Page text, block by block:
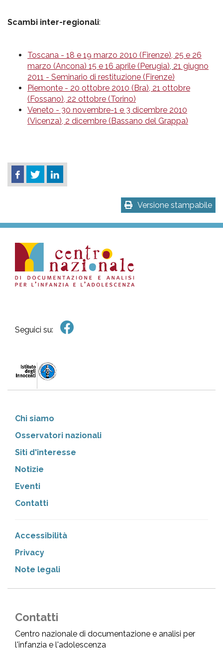
Scambi inter-regionali:
Toscana - 18 e 19 marzo 2010 (Firenze), 25 e 26
marzo (Ancona) 15 e 16 aprile (Perugia), 21 giugno
2011 - Seminario di restituzione (Firenze)
Piemonte - 20 ottobre 2010 (Bra), 21 ottobre
(Fossano), 22 ottobre (Torino)
Veneto - 30 novembre-1 e 3 dicembre 2010
(Vicenza), 2 dicembre (Bassano del Grappa)
Versione stampabile
Seguici su:
Chi siamo
Osservatori nazionali
Siti d'interesse
Notizie
Eventi
Contatti
Accessibilità
Privacy
Note legali
Contatti
Centro nazionale di documentazione e analisi per
l'infanzia e l'adolescenza